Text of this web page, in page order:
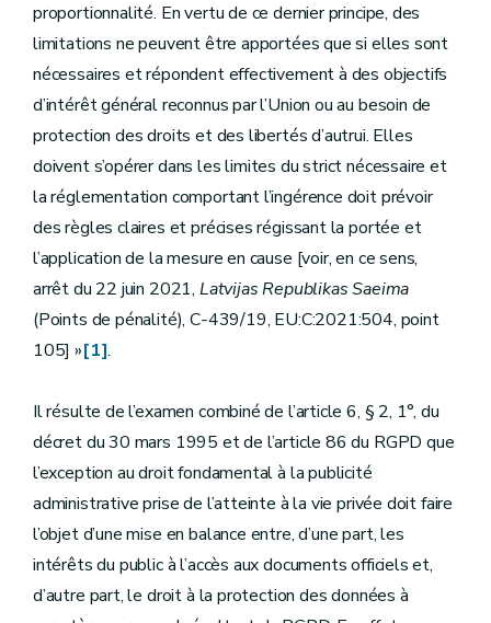
proportionnalité. En vertu de ce dernier principe, des
limitations ne peuvent être apportées que si elles sont
nécessaires et répondent effectivement à des objectifs
d’intérêt général reconnus par l’Union ou au besoin de
protection des droits et des libertés d’autrui. Elles
doivent s’opérer dans les limites du strict nécessaire et
la réglementation comportant l’ingérence doit prévoir
des règles claires et précises régissant la portée et
l’application de la mesure en cause [voir, en ce sens,
arrêt du 22 juin 2021, Latvijas Republikas Saeima
(Points de pénalité), C‑439/19, EU:C:2021:504, point
105] »[1].
Il résulte de l’examen combiné de l’article 6, § 2, 1°, du
décret du 30 mars 1995 et de l’article 86 du RGPD que
l’exception au droit fondamental à la publicité
administrative prise de l’atteinte à la vie privée doit faire
l’objet d’une mise en balance entre, d’une part, les
intérêts du public à l’accès aux documents officiels et,
d’autre part, le droit à la protection des données à